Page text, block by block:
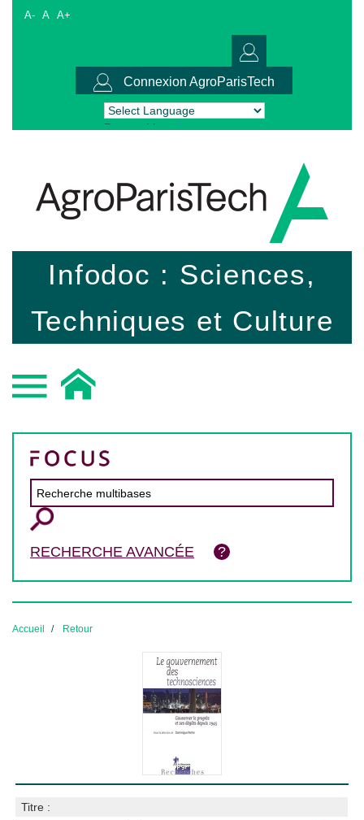
A- A A+
Connexion AgroParisTech
Powered by Translate
Infodoc : Sciences,
Techniques et Culture
RECHERCHE AVANCÉE
Accueil Retour
Titre :